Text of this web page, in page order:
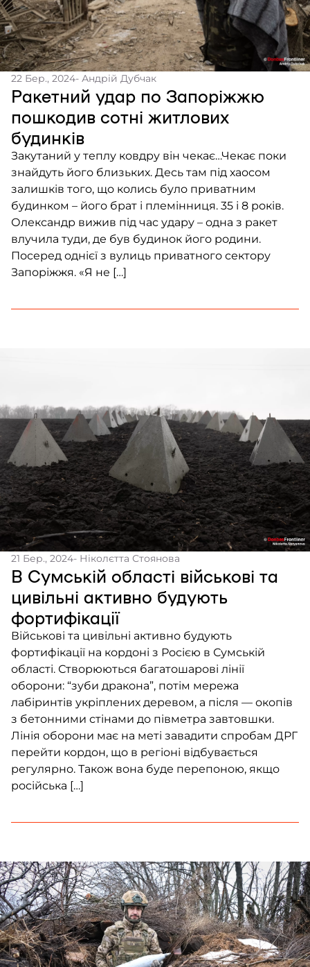
22 Бер., 2024- Андрій Дубчак
Ракетний удар по Запоріжжю
пошкодив сотні житлових
будинків
Закутаний у теплу ковдру він чекає…Чекає поки
знайдуть його близьких. Десь там під хаосом
залишків того, що колись було приватним
будинком – його брат і племінниця. 35 і 8 років.
Олександр вижив під час удару – одна з ракет
влучила туди, де був будинок його родини.
Посеред однієї з вулиць приватного сектору
Запоріжжя. «Я не […]
21 Бер., 2024- Ніколєтта Стоянова
В Сумській області військові та
цивільні активно будують
фортифікації
Військові та цивільні активно будують
фортифікації на кордоні з Росією в Сумській
області. Створюються багатошарові лінії
оборони: “зуби дракона”, потім мережа
лабіринтів укріплених деревом, а після — окопів
з бетонними стінами до півметра завтовшки.
Лінія оборони має на меті завадити спробам ДРГ
перейти кордон, що в регіоні відбувається
регулярно. Також вона буде перепоною, якщо
російська […]